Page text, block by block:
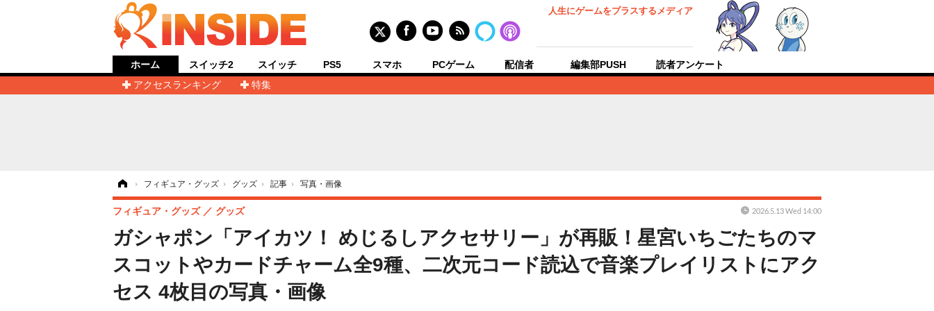
人生にゲームをプラスするメディア
ホーム
アクセスランキング
特集
スイッチ2 スイッチ PS5 スマホ PCゲーム 配信者 編集部PUSH 読者アンケート
› フィギュア・グッズ › グッズ › 記事 › 写真・画像
ガシャポン「アイカツ！ めじるしアクセサリー」が再販！星宮いちごたちのマ
スコットやカードチャーム全9種、二次元コード読込で音楽プレイリストにアク
セス 4枚目の写真・画像
フィギュア・グッズ グッズ 2026.5.13 Wed 14:00